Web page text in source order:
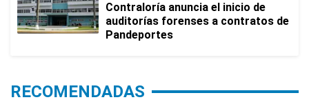
Contraloría anuncia el inicio de
auditorías forenses a contratos de
Pandeportes
RECOMENDADAS